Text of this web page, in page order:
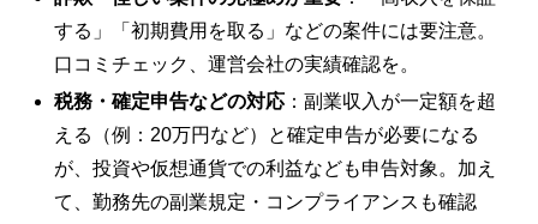
する」「初期費用を取る」などの案件には要注意。
口コミチェック、運営会社の実績確認を。
税務・確定申告などの対応 ：副業収入が一定額を超
える（例：20万円など）と確定申告が必要になる
が、投資や仮想通貨での利益なども申告対象。加え
て、勤務先の副業規定・コンプライアンスも確認